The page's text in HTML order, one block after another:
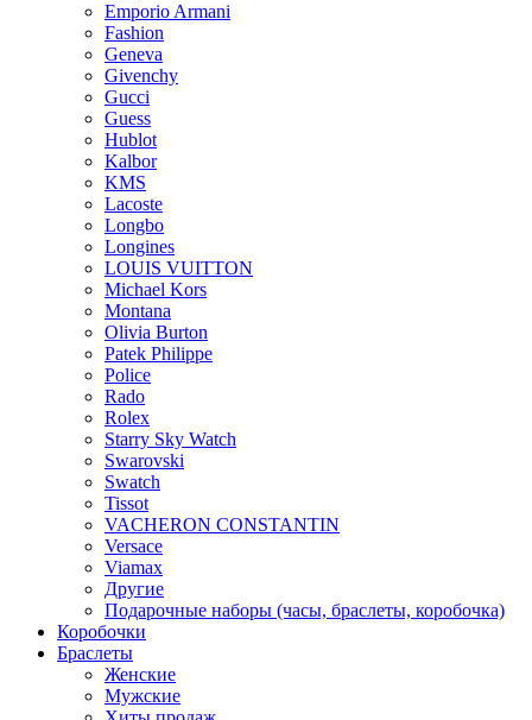
Emporio Armani
Fashion
Geneva
Givenchy
Gucci
Guess
Hublot
Kalbor
KMS
Lacoste
Longbo
Longines
LOUIS VUITTON
Michael Kors
Montana
Olivia Burton
Patek Philippe
Police
Rado
Rolex
Starry Sky Watch
Swarovski
Swatch
Tissot
VACHERON CONSTANTIN
Versace
Viamax
Другие
Подарочные наборы (часы, браслеты, коробочка)
Коробочки
Браслеты
Женские
Мужские